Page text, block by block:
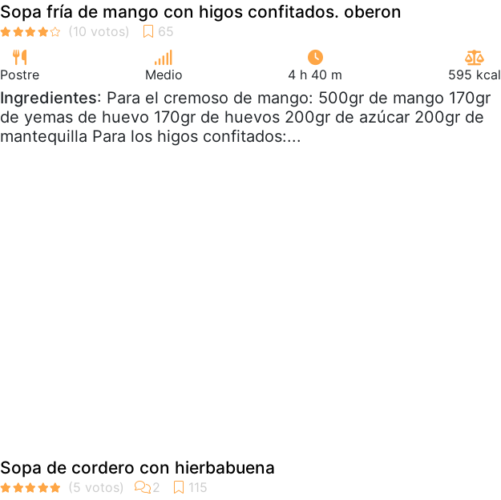
Sopa fría de mango con higos confitados. oberon
Postre Medio 4 h 40 m 595 kcal
Ingredientes: Para el cremoso de mango: 500gr de mango 170gr
de yemas de huevo 170gr de huevos 200gr de azúcar 200gr de
mantequilla Para los higos confitados:...
Sopa de cordero con hierbabuena